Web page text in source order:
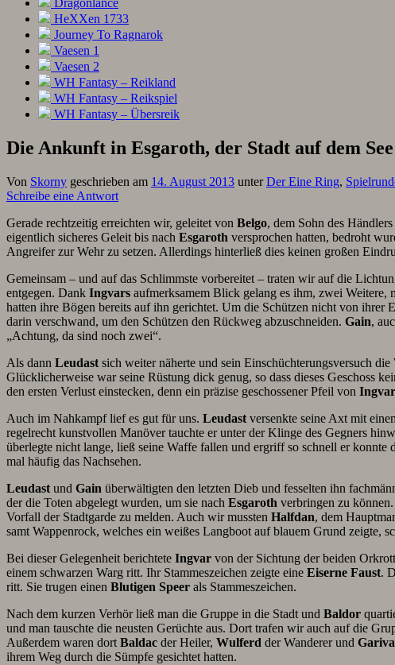
Dragonlance
HeXXen 1733
Journey To Ragnarok
Vaesen 1
Vaesen 2
WH Fantasy – Reikland
WH Fantasy – Reikspiel
WH Fantasy – Übersreik
Die Ankunft in Esgaroth, der Stadt auf dem See
Von Skorny geschrieben am 14. August 2013 unterDer Eine Ring,
Schreibe eine Antwort
Gerade rechtzeitig erreichten wir, geleitet von Belgo, dem Sohn des Händlers
eigentlich sicheres Geleit bis nach Esgaroth versprochen hatten, bedroht
Angreifer zur Wehr zu setzen. Allerdings hinterließ dies keinen großen
Gemeinsam – und auf das Schlimmste vorbereitet – traten wir auf die
entgegen. Dank Ingvars aufmerksamem Blick gelang es ihm, zwei
hatten ihre Bögen bereits auf ihn gerichtet. Um die Schützen nicht von ihrer
darin verschwand, um den Schützen den Rückweg abzuschneiden. Gain,
„Achtung, da sind noch zwei“.
Als dann Leudast sich weiter näherte und sein Einschüchterungsversuch
Glücklicherweise war seine Rüstung dick genug, so dass dieses Geschoss
den ersten Verlust einstecken, denn ein präzise geschossener Pfeil von Ingvar
Auch im Nahkampf lief es gut für uns. Leudast versenkte seine Axt mit
regelrecht kunstvollen Manöver tauchte er unter der Klinge des Gegners
überlegte nicht lange, ließ seine Waffe fallen und ergriff so schnell er konnte
mal häufig das Nachsehen.
Leudast und Gain überwältigten den letzten Dieb und fesselten ihn
der die Toten abgelegt wurden, um sie nach Esgaroth verbringen zu
Vorfall der Stadtgarde zu melden. Auch wir mussten Halfdan, dem
samt Wappenrock, welches ein weißes Langboot auf blauem Grund zeigte,
Bei dieser Gelegenheit berichtete Ingvar von der Sichtung der beiden
einem schwarzen Warg ritt. Ihr Stammeszeichen zeigte eine Eiserne Faust.
ritt. Sie trugen einen Blutigen Speer als Stammeszeichen.
Nach dem kurzen Verhör ließ man die Gruppe in die Stadt und Baldor
und man tauschte die neusten Gerüchte aus. Dort trafen wir auch auf die
Außerdem waren dort Baldac der Heiler, Wulferd der Wanderer und
ihrem Weg durch die Sümpfe gesichtet hatten.